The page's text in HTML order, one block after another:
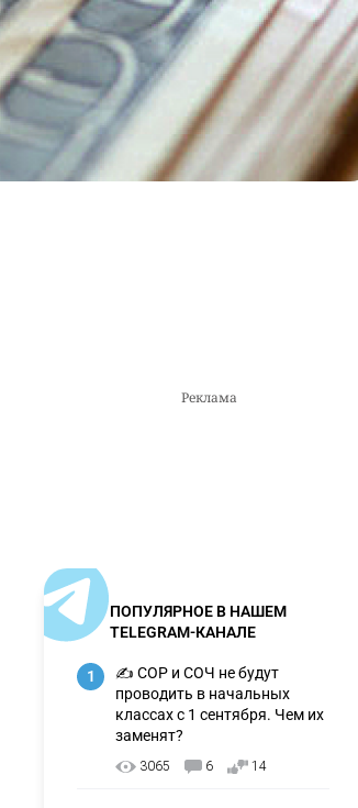
ПОПУЛЯРНОЕ В НАШЕМ
TELEGRAM-КАНАЛЕ
1
✍️ СОР и СОЧ не будут
проводить в начальных
классах с 1 сентября. Чем их
заменят?
3065 6 14